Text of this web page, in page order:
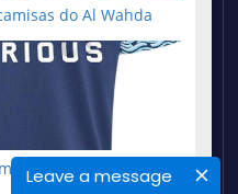
Leave a message
do Al Wahda
do Paris FC